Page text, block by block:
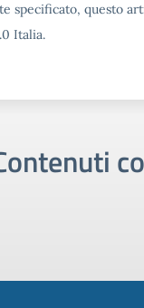
specificato, questo
Italia.